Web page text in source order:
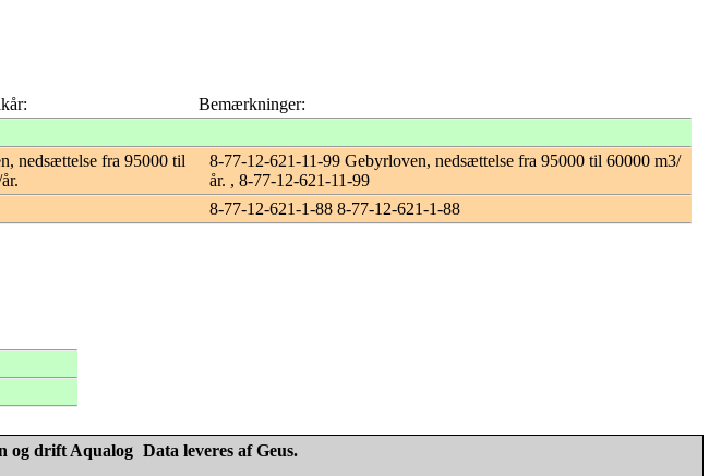
Bemærkninger:
nedsættelse fra 95000 til
8-77-12-621-11-99 Gebyrloven, nedsættelse fra 95000 til 60000 m3/
år. , 8-77-12-621-11-99
8-77-12-621-1-88 8-77-12-621-1-88
og drift Aqualog Data leveres af Geus.